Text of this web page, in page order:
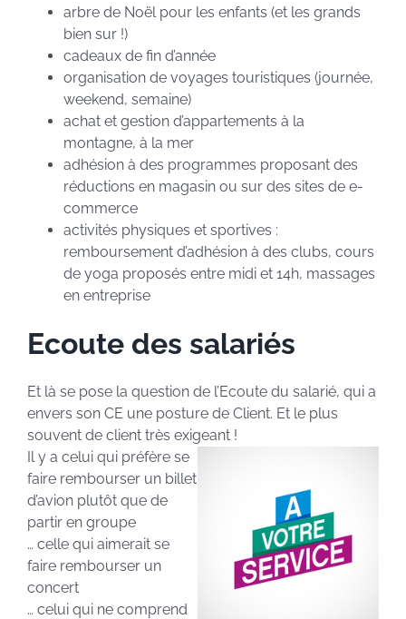
arbre de Noël pour les enfants (et les grands
bien sur !)
cadeaux de fin d’année
organisation de voyages touristiques (journée,
weekend, semaine)
achat et gestion d’appartements à la
montagne, à la mer
adhésion à des programmes proposant des
réductions en magasin ou sur des sites de e-
commerce
activités physiques et sportives :
remboursement d’adhésion à des clubs, cours
de yoga proposés entre midi et 14h, massages
en entreprise
Ecoute des salariés
Et là se pose la question de l’Ecoute du salarié, qui a
envers son CE une posture de Client. Et le plus
souvent de client très exigeant !
Il y a celui qui préfère se
faire rembourser un billet
d’avion plutôt que de
partir en groupe
… celle qui aimerait se
faire rembourser un
concert
… celui qui ne comprend